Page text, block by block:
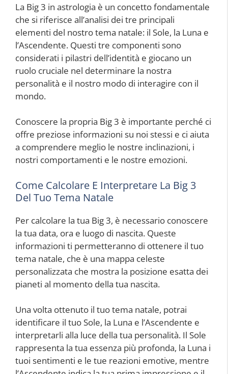
La Big 3 in astrologia è un concetto fondamentale
che si riferisce all’analisi dei tre principali
elementi del nostro tema natale: il Sole, la Luna e
l’Ascendente. Questi tre componenti sono
considerati i pilastri dell’identità e giocano un
ruolo cruciale nel determinare la nostra
personalità e il nostro modo di interagire con il
mondo.
Conoscere la propria Big 3 è importante perché ci
offre preziose informazioni su noi stessi e ci aiuta
a comprendere meglio le nostre inclinazioni, i
nostri comportamenti e le nostre emozioni.
Come Calcolare E Interpretare La Big 3
Del Tuo Tema Natale
Per calcolare la tua Big 3, è necessario conoscere
la tua data, ora e luogo di nascita. Queste
informazioni ti permetteranno di ottenere il tuo
tema natale, che è una mappa celeste
personalizzata che mostra la posizione esatta dei
pianeti al momento della tua nascita.
Una volta ottenuto il tuo tema natale, potrai
identificare il tuo Sole, la Luna e l’Ascendente e
interpretarli alla luce della tua personalità. Il Sole
rappresenta la tua essenza più profonda, la Luna i
tuoi sentimenti e le tue reazioni emotive, mentre